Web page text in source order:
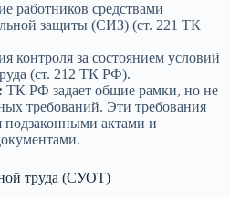
работников средствами
защиты (СИЗ) (ст. 221 ТК
контроля за состоянием условий
(ст. 212 ТК РФ).
ТК РФ задает общие рамки, но не
требований. Эти требования
подзаконными актами и
труда (СУОТ)